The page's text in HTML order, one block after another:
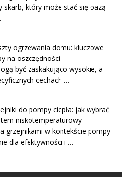
skarb, który może stać się oazą
ogrzewania domu: kluczowe
na oszczędności
być zaskakująco wysokie, a
cechach …
do pompy ciepła: jak wybrać
niskotemperaturowy
grzejnikami w kontekście pompy
dla efektywności i …